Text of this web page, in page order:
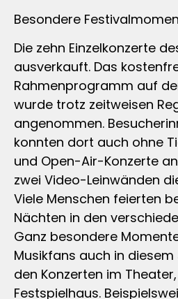
Besondere
Die zehn Einzelkonzerte
ausverkauft. Das
Rahmenprogramm auf
wurde trotz zeitweisen
angenommen.
konnten dort auch ohne
und Open-Air-Konzerte
zwei Video-Leinwänden
Viele Menschen feierten
Nächten in den
Ganz besondere
Musikfans auch in
den Konzerten im
Festspielhaus.